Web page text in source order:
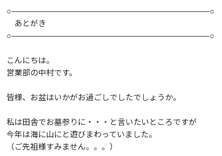
○―――――――――――――――――――――――――○
あとがき
○―――――――――――――――――――――――――○
こんにちは。
営業部の中村です。
皆様、お盆はいかがお過ごしでしたでしょうか。
私は田舎でお墓参りに・・・と言いたいところですが
今年は海に山にと遊びまわっていました。
（ご先祖様すみません。。。）